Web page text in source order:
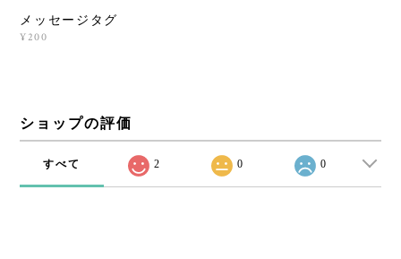
メッセージタグ
¥200
ショップの評価
すべて 2 0 0